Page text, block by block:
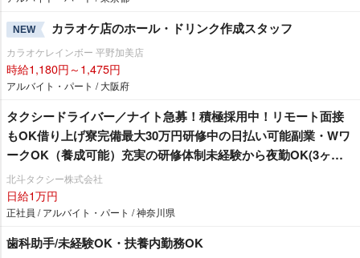
NEW カラオケ店のホール・ドリンク作成スタッフ
カラオケレインボー 平野加美店
時給1,180円～1,475円
アルバイト・パート / 大阪府
タクシードライバー／ナイト急募！積極採用中！リモート面接
もOK借り上げ寮完備最大30万円研修中の日払い可能副業・Wワ
ークOK（養成可能）充実の研修体制未経験から夜勤OK(3ヶ月
昼勤務後)嬉しい好待遇がたくさん！GO crew採用可能JPNタク
シー増車中！
北斗タクシー株式会社
日給1万円
正社員 / アルバイト・パート / 神奈川県
歯科助手/未経験OK・扶養内勤務OK